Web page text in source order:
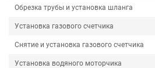
Обрезка трубы и установка шланга
Установка газового счетчика
Снятие и установка газового счетчика
Установка водяного моторчика